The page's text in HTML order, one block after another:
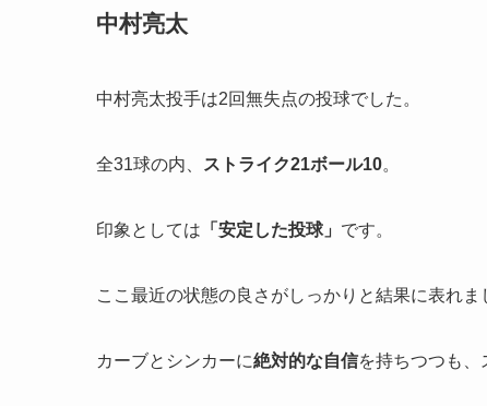
中村亮太
中村亮太投手は2回無失点の投球でした。
全31球の内、 ストライク21ボール10。
印象としては 「 安定した投球」 です。
ここ最近の状態の良さがしっかりと結果に表れま
カーブとシンカーに絶対的な自信を持ちつつも、